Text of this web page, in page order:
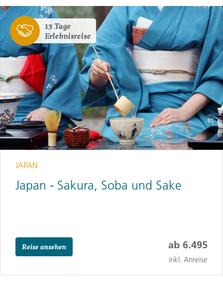
13 Tage
Erlebnisreise
JAPAN
Japan - Sakura, Soba und Sake
Reise ansehen ab 6.495
inkl. Anreise